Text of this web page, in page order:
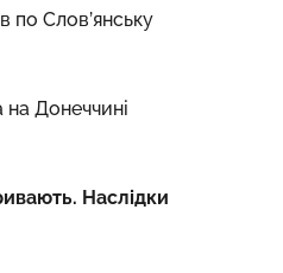
по Слов’янську
Донеччині
Наслідки